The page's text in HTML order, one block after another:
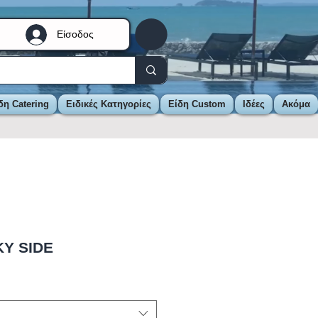
Είσοδος
Catering Ειδικές Κατηγορίες Είδη Custom Ιδέες Ακόμα
SIDE